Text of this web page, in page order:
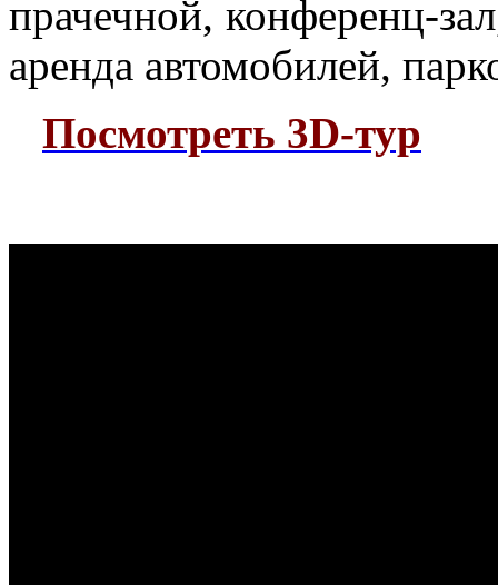
прачечной, конференц-
аренда автомобилей,
Посмотреть 3D-тур